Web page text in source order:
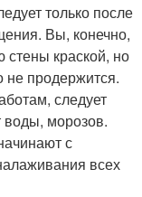
только после
Вы, конечно,
стены краской, но
не продержится.
следует
воды, морозов.
с
всех